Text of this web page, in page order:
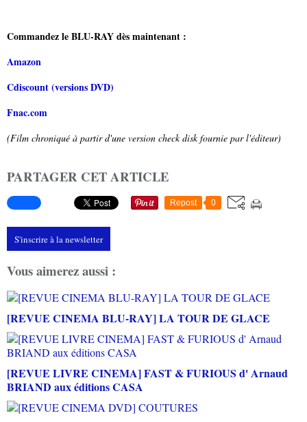
Commandez le BLU-RAY dès maintenant :
Amazon
Cdiscount (versions DVD)
Fnac.com
(Film chroniqué à partir d'une version check disk fournie par l'éditeur)
PARTAGER CET ARTICLE
Repost 0
S'inscrire à la newsletter
Vous aimerez aussi :
[REVUE CINEMA BLU-RAY] LA TOUR DE GLACE
[REVUE LIVRE CINEMA] FAST & FURIOUS d' Arnaud
BRIAND aux éditions CASA